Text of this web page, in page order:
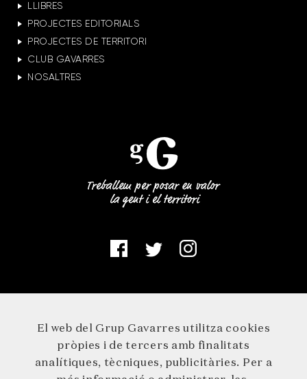
LLIBRES
PROJECTES EDITORIALS
PROJECTES DE TERRITORI
CLUB GAVARRES
NOSALTRES
El web del Grup Gavarres utilitza cookies
pròpies i de tercers amb finalitats
analítiques, tècniques, publicitàries. Per a